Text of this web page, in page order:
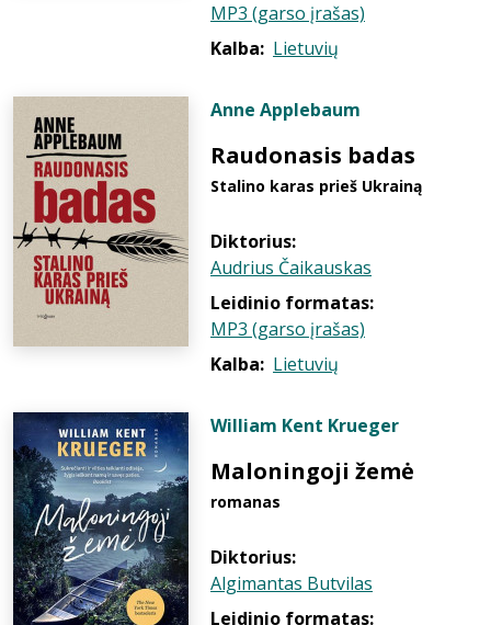
MP3 (garso įrašas)
Kalba: Lietuvių
Anne Applebaum
Raudonasis badas
Stalino karas prieš Ukrainą
Diktorius:
Audrius Čaikauskas
Leidinio formatas:
MP3 (garso įrašas)
Kalba: Lietuvių
William Kent Krueger
Maloningoji žemė
romanas
Diktorius:
Algimantas Butvilas
Leidinio formatas: